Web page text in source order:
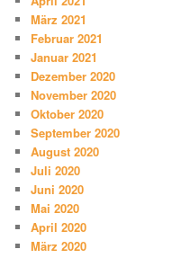
März 2021
Februar 2021
Januar 2021
Dezember 2020
November 2020
Oktober 2020
September 2020
August 2020
Juli 2020
Juni 2020
Mai 2020
April 2020
März 2020